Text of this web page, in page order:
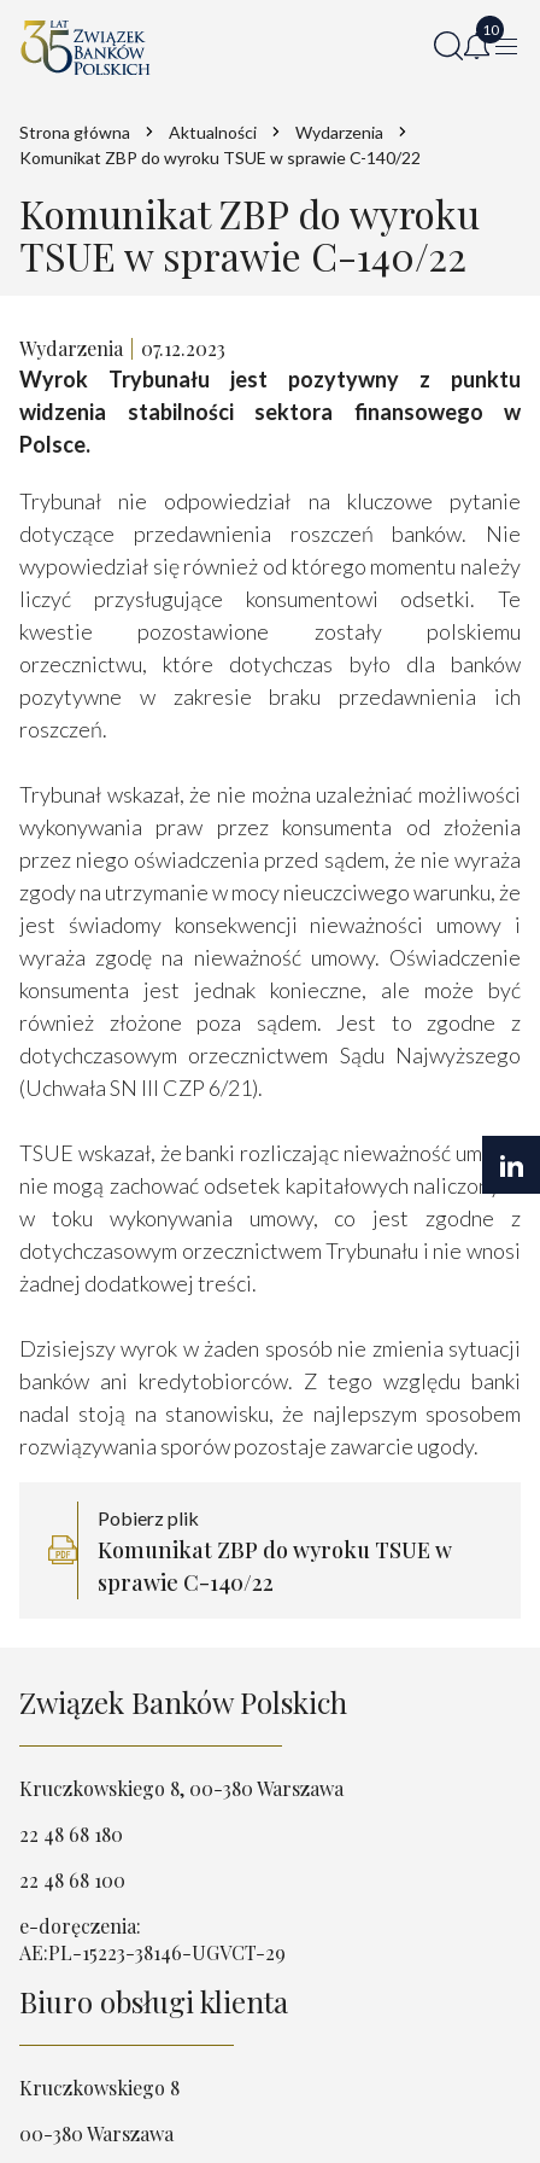
Strona główna Aktualności
Wydarzenia
Komunikat ZBP do wyroku TSUE w sprawie C-140/22
Komunikat ZBP do wyroku
TSUE w sprawie C-140/22
Wydarzenia 07.12.2023
Wyrok Trybunału jest pozytywny z punktu
widzenia stabilności sektora finansowego w
Polsce.
Trybunał nie odpowiedział na kluczowe pytanie
dotyczące przedawnienia roszczeń banków. Nie
wypowiedział się również od którego momentu należy
liczyć przysługujące konsumentowi odsetki. Te
kwestie pozostawione zostały polskiemu
orzecznictwu, które dotychczas było dla banków
pozytywne w zakresie braku przedawnienia ich
roszczeń.
Trybunał wskazał, że nie można uzależniać możliwości
wykonywania praw przez konsumenta od złożenia
przez niego oświadczenia przed sądem, że nie wyraża
zgody na utrzymanie w mocy nieuczciwego warunku, że
jest świadomy konsekwencji nieważności umowy i
wyraża zgodę na nieważność umowy. Oświadczenie
konsumenta jest jednak konieczne, ale może być
również złożone poza sądem. Jest to zgodne z
dotychczasowym orzecznictwem Sądu Najwyższego
(Uchwała SN III CZP 6/21).
TSUE wskazał, że banki rozliczając nieważność umowy
nie mogą zachować odsetek kapitałowych naliczonych
w toku wykonywania umowy, co jest zgodne z
dotychczasowym orzecznictwem Trybunału i nie wnosi
żadnej dodatkowej treści.
Dzisiejszy wyrok w żaden sposób nie zmienia sytuacji
banków ani kredytobiorców. Z tego względu banki
nadal stoją na stanowisku, że najlepszym sposobem
rozwiązywania sporów pozostaje zawarcie ugody.
Pobierz plik
Komunikat ZBP do wyroku TSUE w
sprawie C-140/22
Związek Banków Polskich
Kruczkowskiego 8, 00-380 Warszawa
22 48 68 180
22 48 68 100
e-doręczenia:
AE:PL-15223-38146-UGVCT-29
Biuro obsługi klienta
Kruczkowskiego 8
00-380 Warszawa